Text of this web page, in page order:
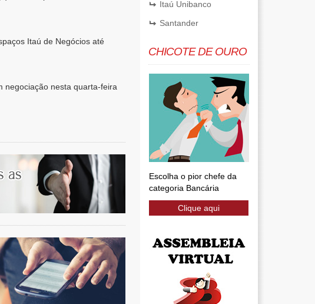
Itaú de Negócios até
negociação nesta quarta-feira
Itaú Unibanco
Santander
CHICOTE DE OURO
Escolha o pior chefe da
categoria Bancária
Clique aqui